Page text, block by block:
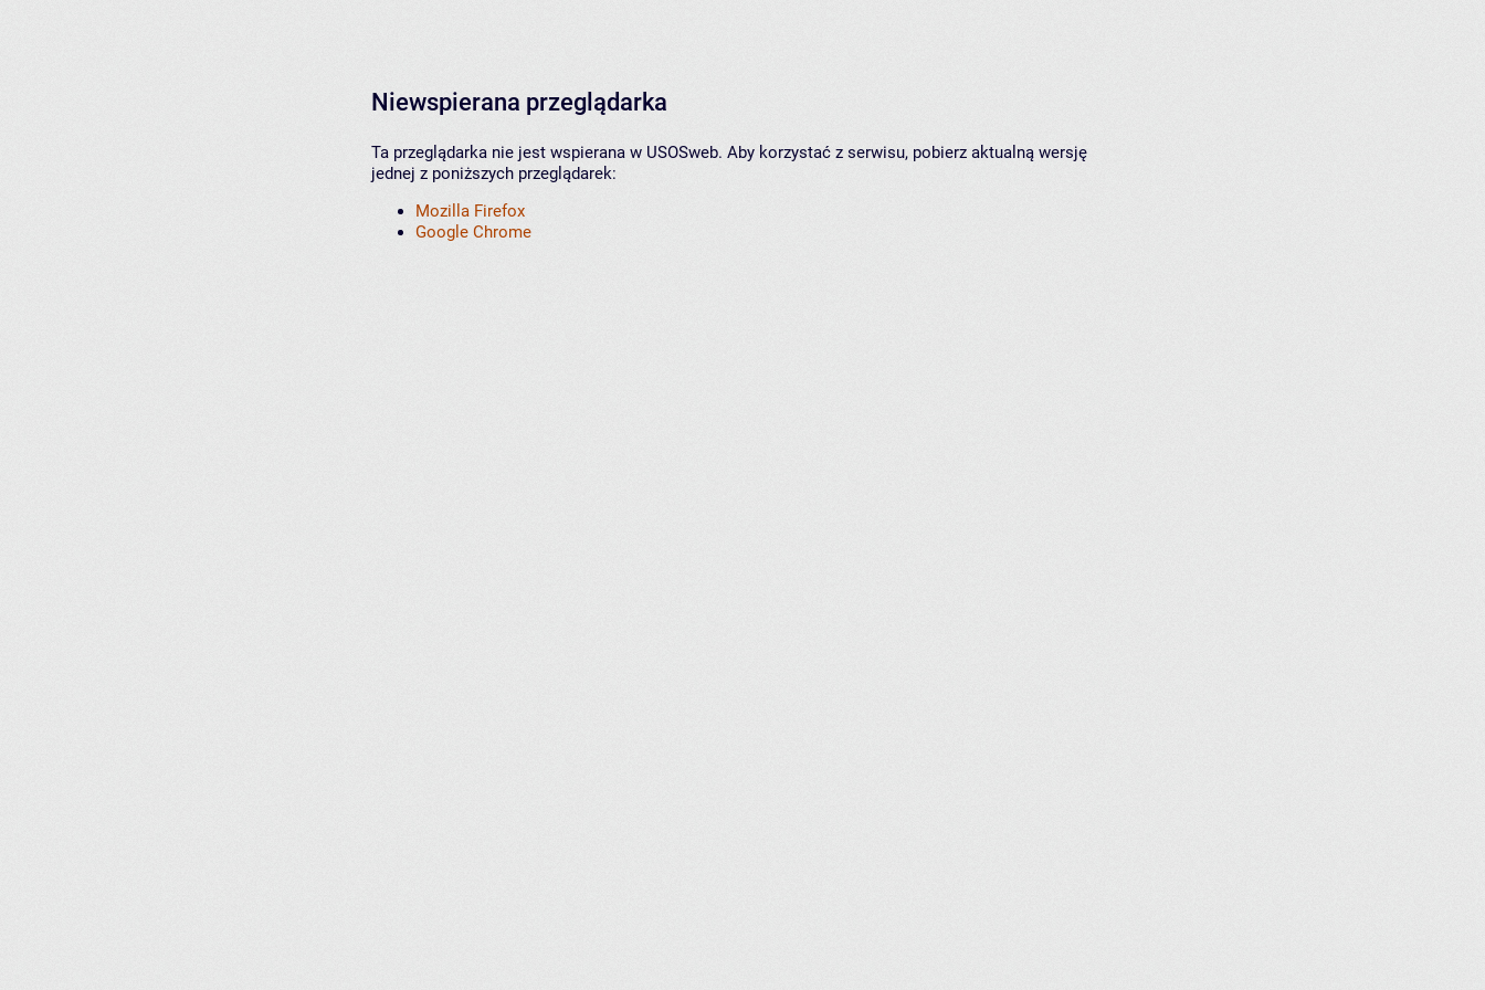
Niewspierana przeglądarka
Ta przeglądarka nie jest wspierana w USOSweb. Aby korzystać z serwisu, pobierz aktualną wersję
jednej z poniższych przeglądarek:
Mozilla Firefox
Google Chrome